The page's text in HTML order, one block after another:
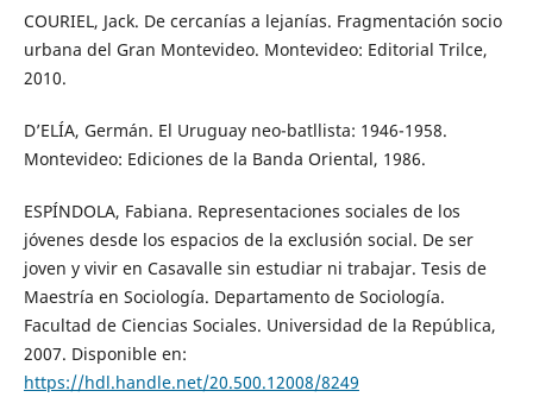
COURIEL, Jack. De cercanías a lejanías. Fragmentación socio
urbana del Gran Montevideo. Montevideo: Editorial Trilce,
2010.
D’ELÍA, Germán. El Uruguay neo-batllista: 1946-1958.
Montevideo: Ediciones de la Banda Oriental, 1986.
ESPÍNDOLA, Fabiana. Representaciones sociales de los
jóvenes desde los espacios de la exclusión social. De ser
joven y vivir en Casavalle sin estudiar ni trabajar. Tesis de
Maestría en Sociología. Departamento de Sociología.
Facultad de Ciencias Sociales. Universidad de la República,
2007. Disponible en:
https://hdl.handle.net/20.500.12008/8249